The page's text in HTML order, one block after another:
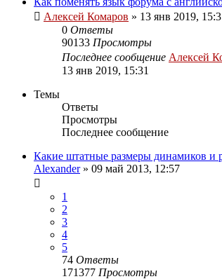
Алексей Комаров » 13 янв 2019,
0 Ответы
90133 Просмотры
Последнее сообщение Алексей
13 янв 2019, 15:31
Темы
Ответы
Просмотры
Последнее сообщение
Какие штатные размеры динамиков и
Alexander» 09 май 2013, 12:57
1
2
3
4
5
74 Ответы
171377 Просмотры